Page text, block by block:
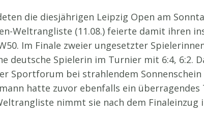
die diesjährigen Leipzig Open am
Weltrangliste (11.08.) feierte damit ihren
Im Finale zweier ungesetzter
deutsche Spielerin im Turnier mit 6:4, 6:2.
Sportforum bei strahlendem
hatte zuvor ebenfalls ein
nimmt sie nach dem Finaleinzug